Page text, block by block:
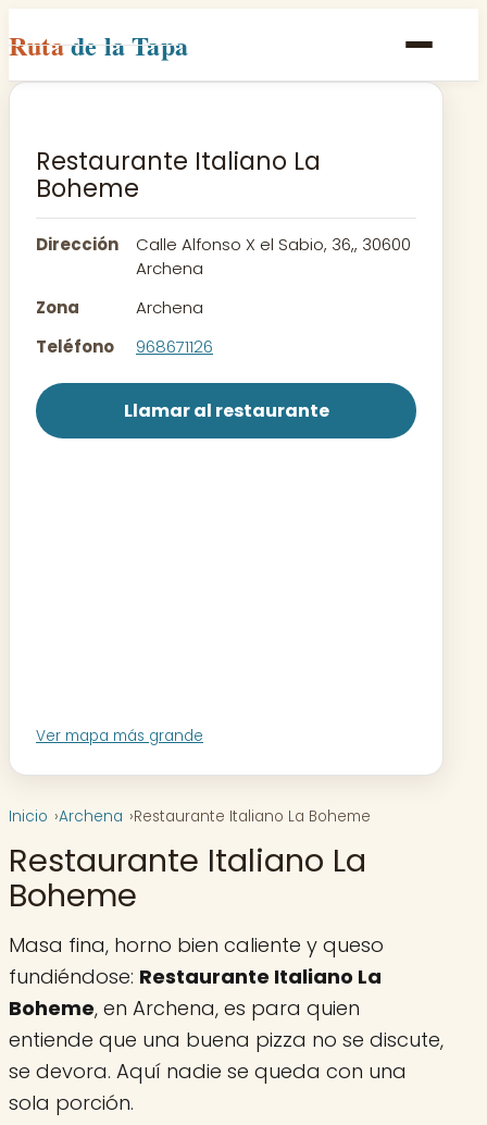
Rutade la Tapa
Inicio
Rutas
Recetas
Restaurante Italiano La
Boheme
Dirección
Calle Alfonso X el Sabio, 36,, 30600
Archena
Zona
Archena
Teléfono
968671126
Llamar al restaurante
Ver mapa más grande
Inicio Archena Restaurante Italiano La Boheme
Restaurante Italiano La
Boheme
Masa fina, horno bien caliente y queso
fundiéndose: Restaurante Italiano La
Boheme, en Archena, es para quien
entiende que una buena pizza no se discute,
se devora. Aquí nadie se queda con una
sola porción.